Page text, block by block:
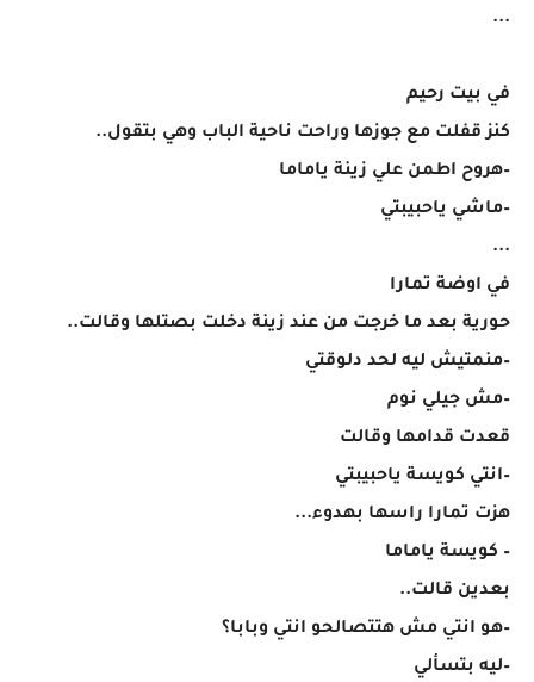
...
في بيت رحيم
كنز قفلت مع جوزها وراحت ناحية الباب وهي بتقول..
–هروح اطمن علي زينة ياماما
–ماشي ياحبيبتي
...
في اوضة تمارا
حورية بعد ما خرجت من عند زينة دخلت بصتلها وقالت..
–منمتيش ليه لحد دلوقتي
–مش جيلي نوم
قعدت قدامها وقالت
–انتي كويسة ياحبيبتي
هزت تمارا راسها بهدوء...
– كويسة ياماما
بعدين قالت..
–هو انتي مش هتتصالحو انتي وبابا؟
–ليه بتسألي